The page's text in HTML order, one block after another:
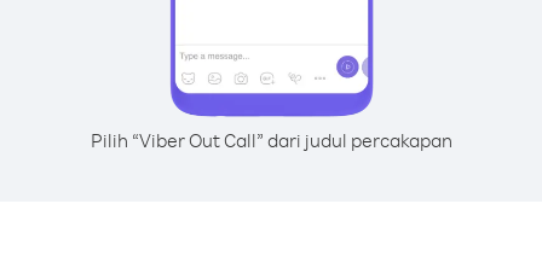
Pilih “Viber Out Call” dari judul percakapan